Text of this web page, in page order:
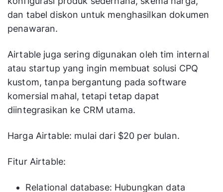
dan tabel diskon untuk menghasilkan dokumen
penawaran.
Airtable juga sering digunakan oleh tim internal
atau startup yang ingin membuat solusi CPQ
kustom, tanpa bergantung pada software
komersial mahal, tetapi tetap dapat
diintegrasikan ke CRM utama.
Harga Airtable: mulai dari $20 per bulan.
Fitur Airtable:
Relational database: Hubungkan data